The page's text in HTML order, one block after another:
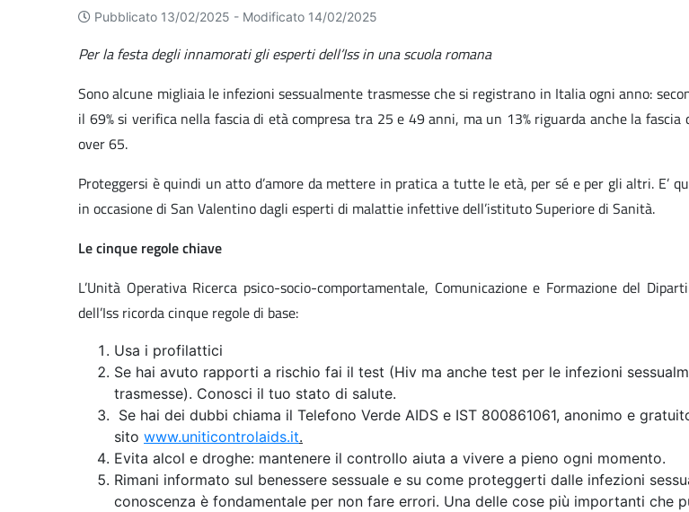
Pubblicato 13/02/2025 - Modificato 14/02/2025
Per la festa degli innamorati gli esperti dell’Iss in una scuola romana
Sono alcune migliaia le infezioni sessualmente trasmesse che si registrano in Italia ogni anno:
il 69% si verifica nella fascia di età compresa tra 25 e 49 anni, ma un 13% riguarda anche la
over 65.
Proteggersi è quindi un atto d’amore da mettere in pratica a tutte le età, per sé e per gli altri. E’
in occasione di San Valentino dagli esperti di malattie infettive dell’istituto Superiore di Sanità.
Le cinque regole chiave
L’Unità Operativa Ricerca psico-socio-comportamentale, Comunicazione e Formazione del
dell’Iss ricorda cinque regole di base:
Usa i profilattici
Se hai avuto rapporti a rischio fai il test (Hiv ma anche test per le infezioni
trasmesse). Conosci il tuo stato di salute.
Se hai dei dubbi chiama il Telefono Verde AIDS e IST 800861061, anonimo e
sito www.uniticontrolaids.it.
Evita alcol e droghe: mantenere il controllo aiuta a vivere a pieno ogni momento.
Rimani informato sul benessere sessuale e su come proteggerti dalle infezioni
conoscenza è fondamentale per non fare errori. Una delle cose più importanti che